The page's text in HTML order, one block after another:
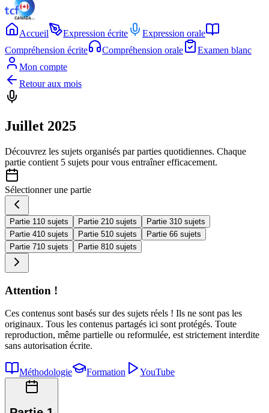
Accueil Expression écrite
Expression orale
Compréhension écrite
Compréhension orale
Examen blanc
Mon compte
Retour aux mois
Juillet 2025
Découvrez les sujets organisés par parties quotidiennes. Chaque
partie contient 5 sujets pour vous entraîner efficacement.
Sélectionner une partie
Partie 1 10 sujets Partie 210 sujets Partie 310 sujets
Partie 410 sujets Partie 510 sujets Partie 66 sujets
Partie 710 sujets Partie 810 sujets
Attention !
Ces contenus sont basés sur des sujets réels ! Ils ne sont pas les
originaux. Tous les contenus partagés ici sont protégés. Toute
reproduction, même partielle ou reformulée, est strictement interdite
sans autorisation écrite.
Méthodologie Formation YouTube